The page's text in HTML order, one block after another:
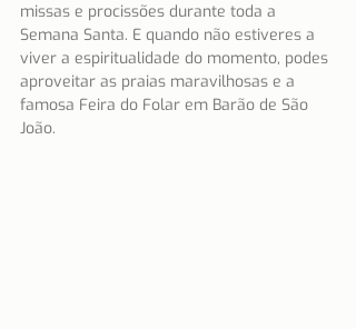
missas e procissões durante toda a
Semana Santa. E quando não estiveres a
viver a espiritualidade do momento, podes
aproveitar as praias maravilhosas e a
famosa Feira do Folar em Barão de São
João.